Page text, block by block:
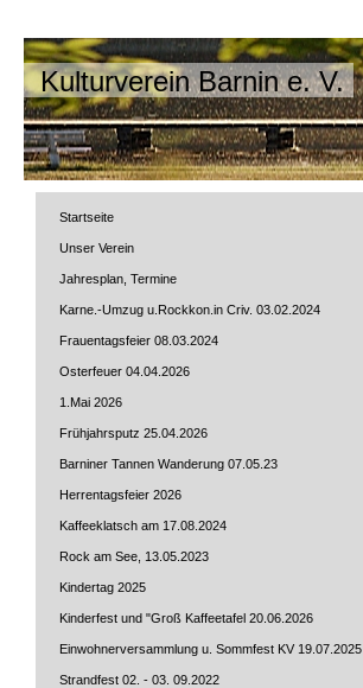
Kulturverein Barnin e. V.
Startseite
Unser Verein
Jahresplan, Termine
Karne.-Umzug u.Rockkon.in Criv. 03.02.2024
Frauentagsfeier 08.03.2024
Osterfeuer 04.04.2026
1.Mai 2026
Frühjahrsputz 25.04.2026
Barniner Tannen Wanderung 07.05.23
Herrentagsfeier 2026
Kaffeeklatsch am 17.08.2024
Rock am See, 13.05.2023
Kindertag 2025
Kinderfest und "Groß Kaffeetafel 20.06.2026
Einwohnerversammlung u. Sommfest KV 19.07.2025
Strandfest 02. - 03. 09.2022